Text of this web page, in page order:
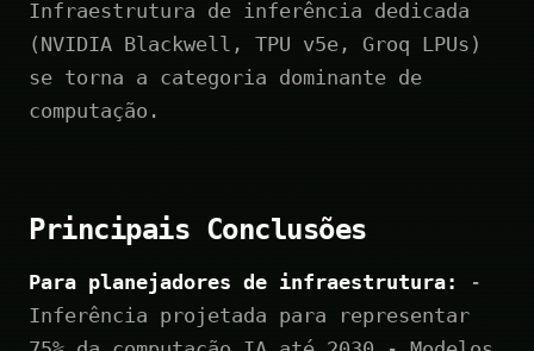
Infraestrutura de inferência dedicada
(NVIDIA Blackwell, TPU v5e, Groq LPUs)
se torna a categoria dominante de
computação.
Principais Conclusões
Para planejadores de infraestrutura:
-
Inferência projetada para representar